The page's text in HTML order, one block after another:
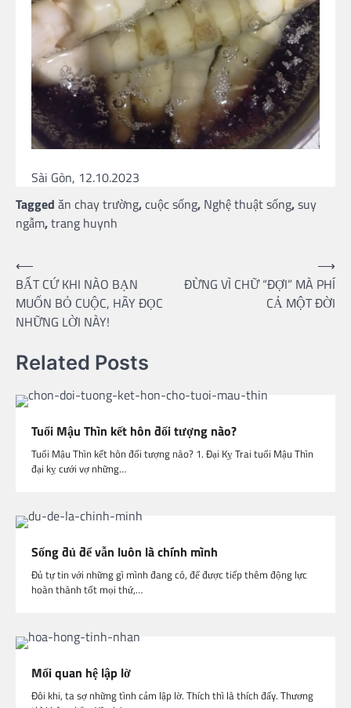
Sài Gòn, 12.10.2023
Tagged ăn chay trường,cuộc sống, Nghệ thuật sống,suy
ngẫm,trang huynh
Post
navigation
⟵
BẤT CỨ KHI NÀO BẠN
MUỐN BỎ CUỘC, HÃY ĐỌC
NHỮNG LỜI NÀY!
ĐỪNG VÌ CHỮ “ĐỢI” MÀ PHÍ
CẢ MỘT ĐỜI
⟶
Related Posts
Tuổi Mậu Thìn kết hôn đối tượng nào?
Tuổi Mậu Thìn kết hôn đối tượng nào? 1. Đại Kỵ Trai tuổi Mậu Thìn
đại kỵ cưới vợ những…
Sống đủ để vẫn luôn là chính mình
Đủ tự tin với những gì mình đang có, để được tiếp thêm động lực
hoàn thành tốt mọi thứ,…
Mối quan hệ lập lờ
Đôi khi, ta sợ những tình cảm lập lờ. Thích thì là thích đấy. Thương